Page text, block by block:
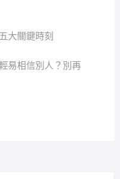
大關鍵時刻
易相信別人？別再